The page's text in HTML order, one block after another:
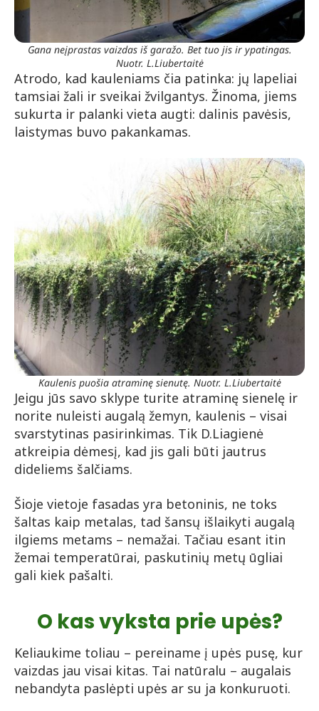
Gana neįprastas vaizdas iš garažo. Bet tuo jis ir ypatingas.
Nuotr. L.Liubertaitė
Atrodo, kad kauleniams čia patinka: jų lapeliai
tamsiai žali ir sveikai žvilgantys. Žinoma, jiems
sukurta ir palanki vieta augti: dalinis pavėsis,
laistymas buvo pakankamas.
Kaulenis puošia atraminę sienutę. Nuotr. L.Liubertaitė
Jeigu jūs savo sklype turite atraminę sienelę ir
norite nuleisti augalą žemyn, kaulenis – visai
svarstytinas pasirinkimas. Tik D.Liagienė
atkreipia dėmesį, kad jis gali būti jautrus
dideliems šalčiams.
Šioje vietoje fasadas yra betoninis, ne toks
šaltas kaip metalas, tad šansų išlaikyti augalą
ilgiems metams – nemažai. Tačiau esant itin
žemai temperatūrai, paskutinių metų ūgliai
gali kiek pašalti.
O kas vyksta prie upės?
Keliaukime toliau – pereiname į upės pusę, kur
vaizdas jau visai kitas. Tai natūralu – augalais
nebandyta paslėpti upės ar su ja konkuruoti.